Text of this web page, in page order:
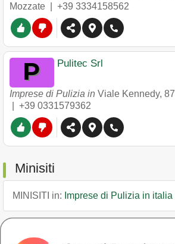
Mozzate
+39 3334158562
Pulitec Srl
Imprese di Pulizia in Viale Kennedy, 87
+39 0331579362
Minisiti
MINISITI in: Imprese di Pulizia in italia